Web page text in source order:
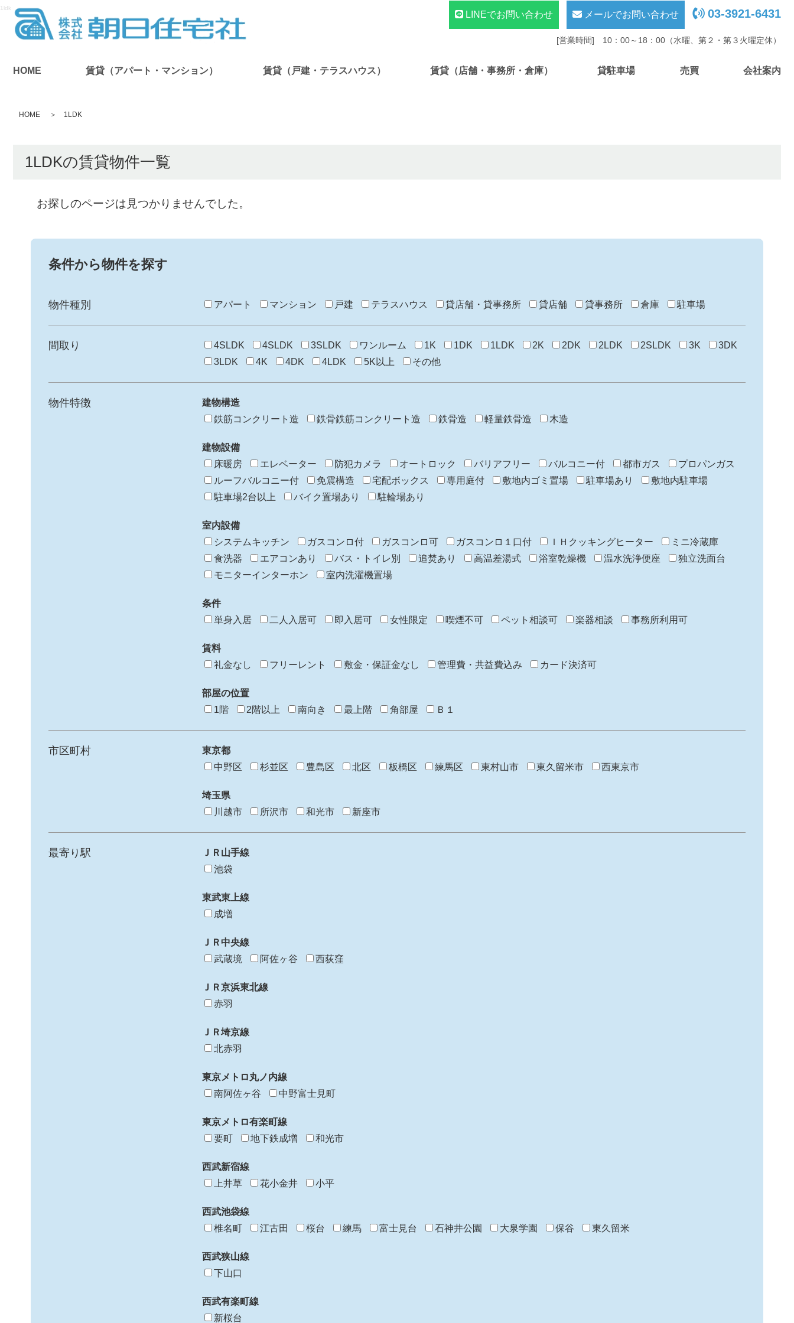
LINEでお問い合わせ メールでお問い合わせ 03-3921-6431
[営業時間] 10：00～18：00（水曜、第２・第３火曜定休）
HOME 賃貸（アパート・マンション） 賃貸（戸建・テラスハウス） 賃貸（店舗・事務所・倉庫） 貸駐車場 売買 会社案内
1ldk
HOME 1LDK
1LDKの賃貸物件一覧
お探しのページは見つかりませんでした。
条件から物件を探す
物件種別 アパート マンション 戸建 テラスハウス 貸店舗・貸事務所 貸店舗 貸事務所 倉庫 駐車場
間取り 4SLDK 4SLDK 3SLDK ワンルーム 1K 1DK 1LDK 2K 2DK 2LDK 2SLDK 3K
3DK
3LDK
4K 4DK 4LDK 5K以上 その他
物件特徴
建物構造
鉄筋コンクリート造
鉄骨鉄筋コンクリート造 鉄骨造 軽量鉄骨造 木造
建物設備
床暖房
エレベーター 防犯カメラ オートロック バリアフリー バルコニー付 都市ガス
プロパンガス
ルーフバルコニー付
免震構造 宅配ボックス 専用庭付 敷地内ゴミ置場 駐車場あり
敷地内駐車場
駐車場2台以上
バイク置場あり 駐輪場あり
室内設備
システムキッチン
ガスコンロ付 ガスコンロ可 ガスコンロ１口付 ＩＨクッキングヒーター
ミニ冷蔵庫
食洗器
エアコンあり バス・トイレ別 追焚あり 高温差湯式 浴室乾燥機 温水洗浄便座
独立洗面台
モニターインターホン
室内洗濯機置場
条件
単身入居
二人入居可 即入居可 女性限定 喫煙不可 ペット相談可 楽器相談 事務所利用可
賃料
礼金なし
フリーレント 敷金・保証金なし 管理費・共益費込み カード決済可
部屋の位置
1階
2階以上 南向き 最上階 角部屋 Ｂ１
市区町村
東京都
中野区
杉並区 豊島区 北区 板橋区 練馬区 東村山市 東久留米市 西東京市
埼玉県
川越市
所沢市 和光市 新座市
最寄り駅
ＪＲ山手線
池袋
東武東上線
成増
ＪＲ中央線
武蔵境
阿佐ヶ谷 西荻窪
ＪＲ京浜東北線
赤羽
ＪＲ埼京線
北赤羽
東京メトロ丸ノ内線
南阿佐ヶ谷
中野富士見町
東京メトロ有楽町線
要町
地下鉄成増 和光市
西武新宿線
上井草
花小金井 小平
西武池袋線
椎名町
江古田 桜台 練馬 富士見台 石神井公園 大泉学園 保谷 東久留米
西武狭山線
下山口
西武有楽町線
新桜台